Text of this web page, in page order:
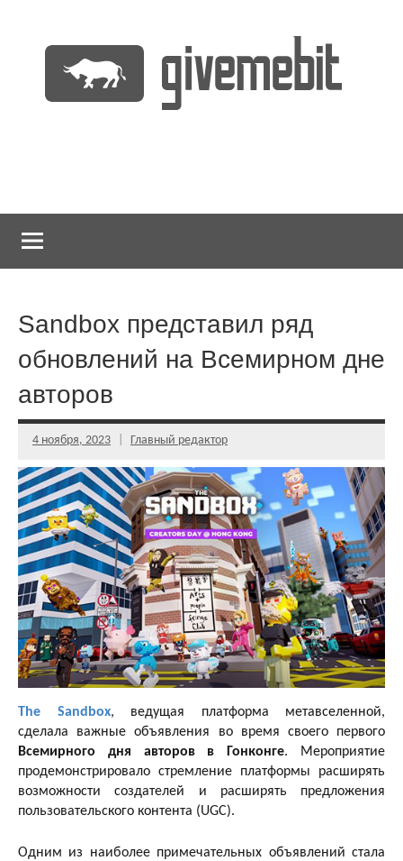
содержимому
Sandbox представил ряд
обновлений на Всемирном дне
авторов
4 ноября, 2023 Главный редактор
The Sandbox, ведущая платформа метавселенной,
сделала важные объявления во время своего первого
Всемирного дня авторов в Гонконге. Мероприятие
продемонстрировало стремление платформы расширять
возможности создателей и расширять предложения
пользовательского контента (UGC).
Одним из наиболее примечательных объявлений стала